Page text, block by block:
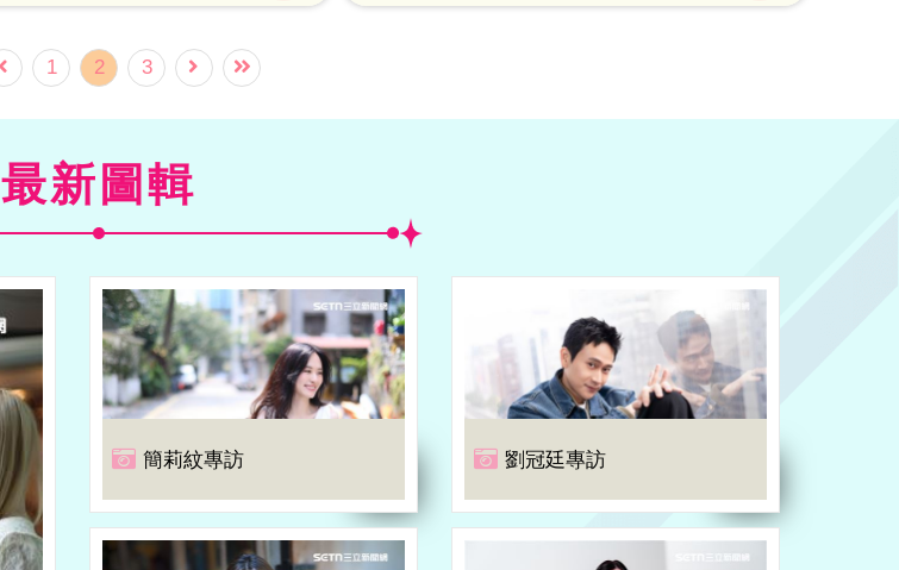
1 2 3
最新圖輯
簡莉紋專訪 劉冠廷專訪